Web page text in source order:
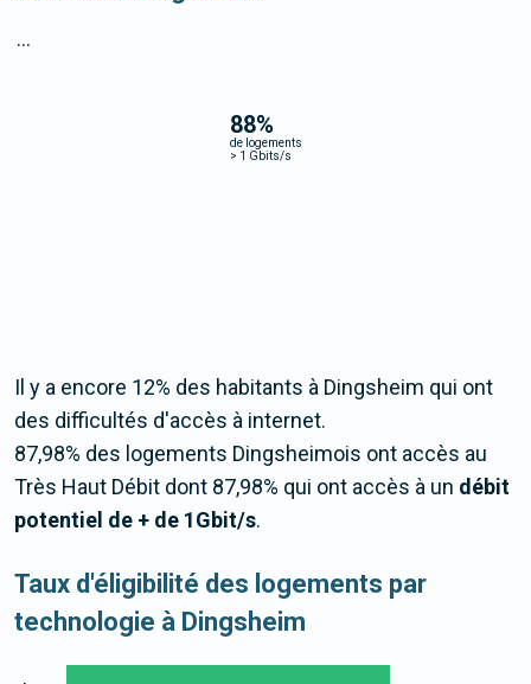
88%
de logements
> 1 Gbits/s
...
Il y a encore 12% des habitants à Dingsheim qui ont
des difficultés d'accès à internet.
87,98% des logements Dingsheimois ont accès au
Très Haut Débit dont 87,98% qui ont accès à un débit
potentiel de + de 1Gbit/s.
Taux d'éligibilité des logements par
technologie à Dingsheim